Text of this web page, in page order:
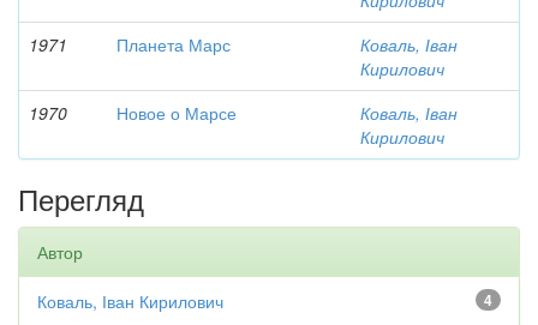
1971
Планета Марс
Коваль, Іван
Кирилович
1970
Новое о Марсе
Коваль, Іван
Кирилович
Перегляд
Автор
4
Коваль, Іван Кирилович